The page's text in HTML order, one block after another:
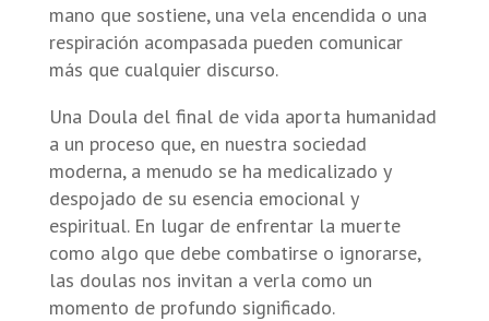
mano que sostiene, una vela encendida o una
respiración acompasada pueden comunicar
más que cualquier discurso.
Una Doula del final de vida aporta humanidad
a un proceso que, en nuestra sociedad
moderna, a menudo se ha medicalizado y
despojado de su esencia emocional y
espiritual. En lugar de enfrentar la muerte
como algo que debe combatirse o ignorarse,
las doulas nos invitan a verla como un
momento de profundo significado.